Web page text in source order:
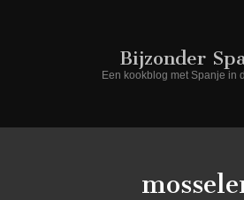
Bijzonder
Een kookblog met Spanje in